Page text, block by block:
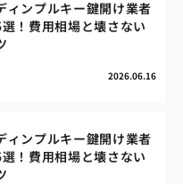
ィンプルキー鍵開け業者
！費用相場と壊さない
2026.06.16
ィンプルキー鍵開け業者
！費用相場と壊さない